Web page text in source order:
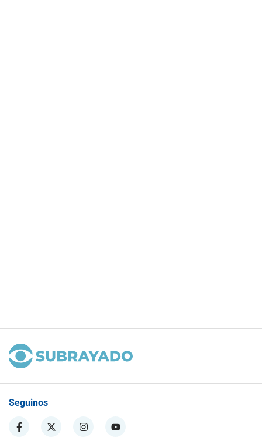
Seguinos